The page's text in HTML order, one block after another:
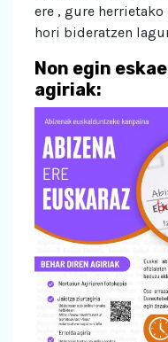
ere , gure
hori bideratzen
Non egin
agiriak: